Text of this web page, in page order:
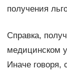
получения
Справка,
медицинском
Иначе говоря,